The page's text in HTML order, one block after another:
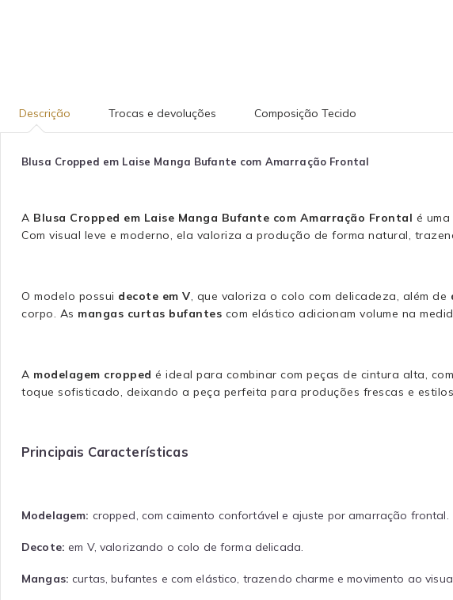
Descrição Trocas e devoluções Composição Tecido
Blusa Cropped em Laise Manga Bufante com Amarração Frontal
A Blusa Cropped em Laise Manga Bufante com Amarração Frontal é
Com visual leve e moderno, ela valoriza a produção de forma natural,
O modelo possui decote em V , que valoriza o colo com delicadeza, além de
corpo. As mangas curtas bufantes com elástico adicionam volume na
A modelagem cropped é ideal para combinar com peças de cintura alta,
toque sofisticado, deixando a peça perfeita para produções frescas e
Principais Características
Modelagem: cropped, com caimento confortável e ajuste por amarração frontal.
Decote: em V, valorizando o colo de forma delicada.
Mangas: curtas, bufantes e com elástico, trazendo charme e movimento ao